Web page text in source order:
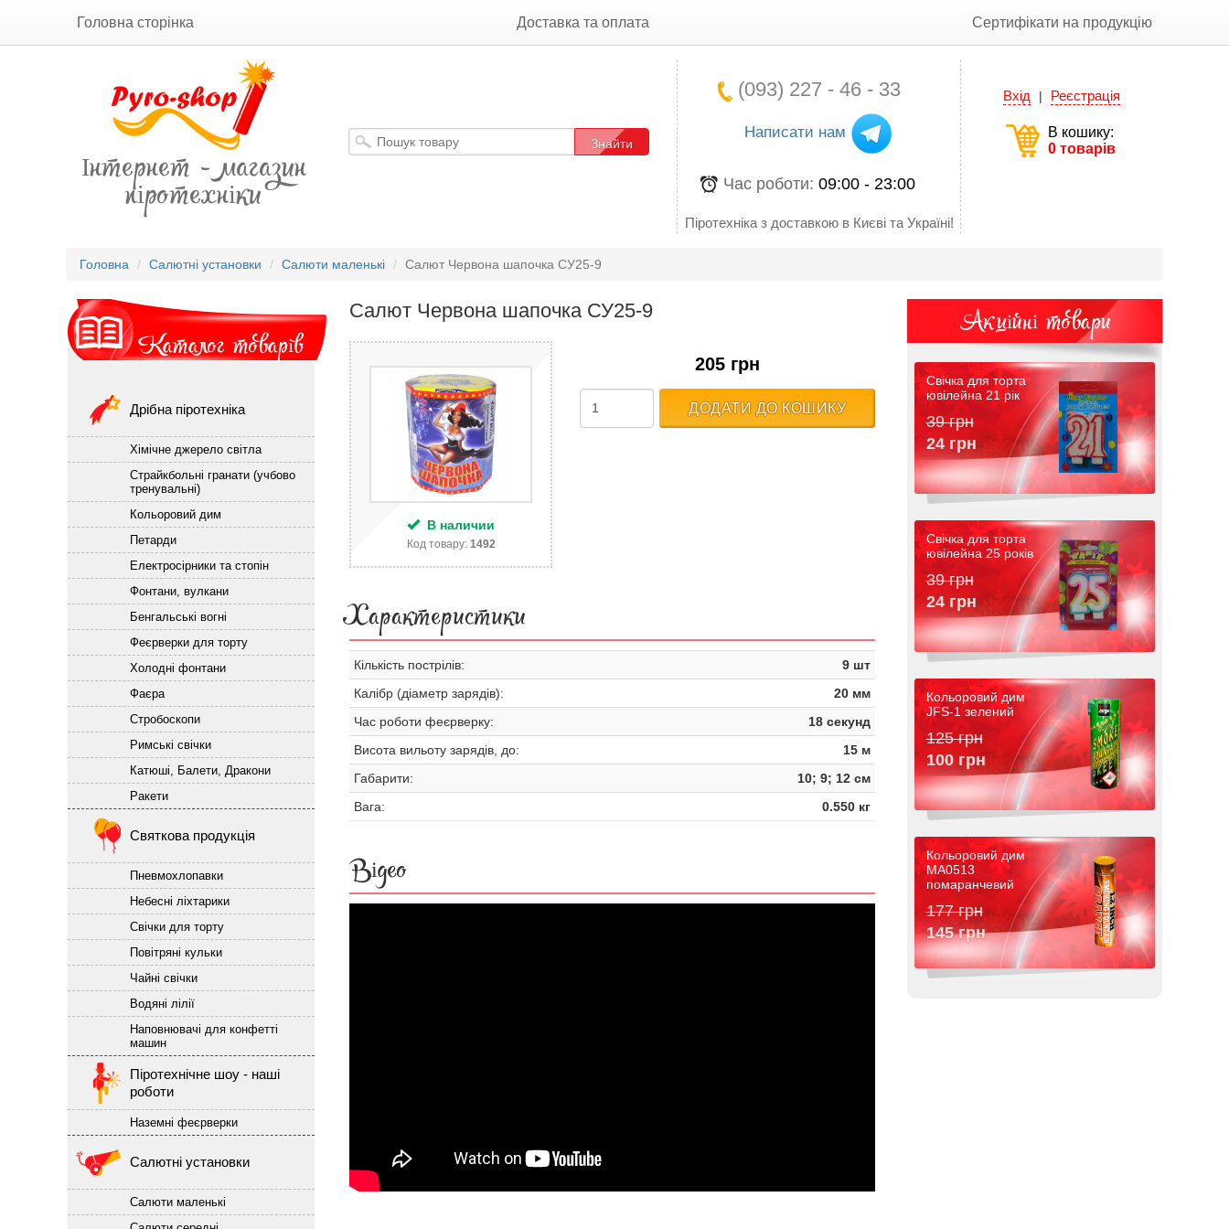
Головна сторінка Доставка та оплата Сертифікати на продукцію
Інтернет - магазин
піротехніки
Знайти
(093) 227 - 46 - 33
Написати нам
Час роботи: 09:00 - 23:00
Піротехніка з доставкою в Києві та Україні!
Вхід | Реєстрація
В кошику:
0 товарів
Головна Салютні установки Салюти маленькі Салют Червона шапочка СУ25-9
Каталог товарів
Дрібна піротехніка
Хімічне джерело світла
Страйкбольні гранати (учбово
тренувальні)
Кольоровий дим
Петарди
Електросірники та стопін
Фонтани, вулкани
Бенгальські вогні
Феєрверки для торту
Холодні фонтани
Фаєра
Стробоскопи
Римські свічки
Катюші, Балети, Дракони
Ракети
Святкова продукція
Пневмохлопавки
Небесні ліхтарики
Свічки для торту
Повітряні кульки
Чайні свічки
Водяні лілії
Наповнювачі для конфетті
машин
Піротехнічне шоу - наші
роботи
Наземні феєрверки
Салютні установки
Салюти маленькі
Салют Червона шапочка СУ25-9
В наличии
Код товару: 1492
205 грн
ДОДАТИ ДО КОШИКУ
Характеристики
Кількість пострілів:
9 шт
Калібр (діаметр зарядів):
20 мм
Час роботи феєрверку:
18 секунд
Висота вильоту зарядів, до:
15 м
Габарити:
10; 9; 12 см
Вага:
0.550 кг
Відео
Акційні товари
Свічка для торта
ювілейна 21 рік
39 грн
24 грн
Свічка для торта
ювілейна 25 років
39 грн
24 грн
Кольоровий дим
JFS-1 зелений
125 грн
100 грн
Кольоровий дим
MA0513
помаранчевий
177 грн
145 грн